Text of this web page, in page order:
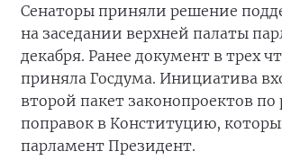
Сенаторы приняли решение
на заседании верхней палаты
декабря. Ранее документ в трех
приняла Госдума. Инициатива
второй пакет законопроектов
поправок в Конституцию,
парламент Президент.